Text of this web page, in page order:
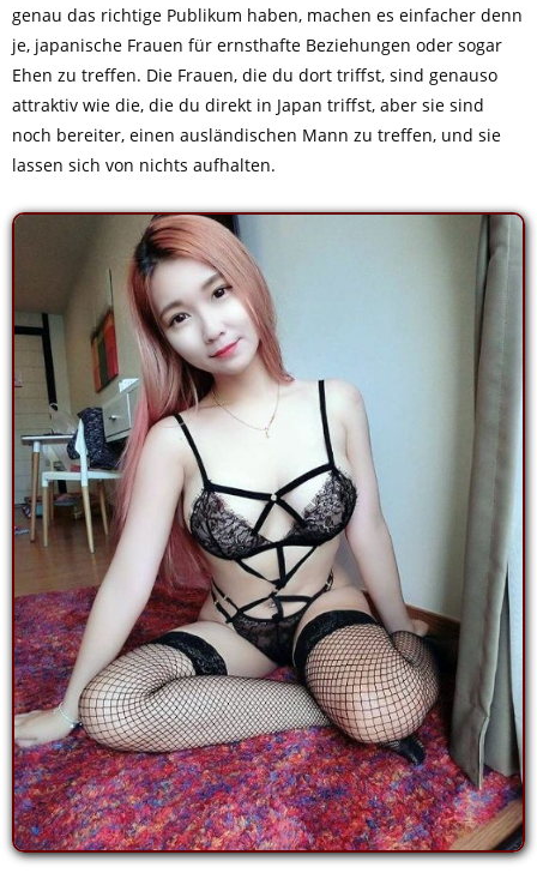
genau das richtige Publikum haben, machen es einfacher denn
je, japanische Frauen für ernsthafte Beziehungen oder sogar
Ehen zu treffen. Die Frauen, die du dort triffst, sind genauso
attraktiv wie die, die du direkt in Japan triffst, aber sie sind
noch bereiter, einen ausländischen Mann zu treffen, und sie
lassen sich von nichts aufhalten.